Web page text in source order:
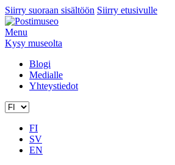
Siirry suoraan sisältöön Siirry etusivulle
Menu
Kysy museolta
Blogi
Medialle
Yhteystiedot
FI
SV
EN